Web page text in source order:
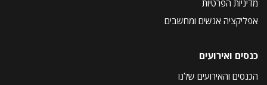
מדיניות הפרטיות
אפליקציה אנשים ומחשבים
כנסים ואירועים
הכנסים והאירועים שלנו